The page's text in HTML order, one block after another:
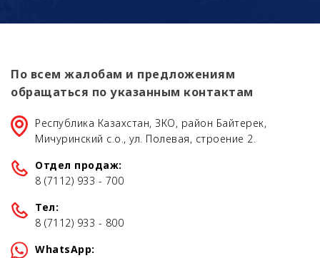
По всем жалобам и предложениям
обращаться по указанным контактам
Республика Казахстан, ЗКО, район Байтерек,
Мичуринский с.о., ул. Полевая, строение 2.
Отдел продаж:
8 (7112) 933 - 700
Тел:
8 (7112) 933 - 800
WhatsApp: